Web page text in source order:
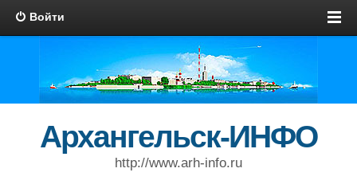
Войти
Архангельск-ИНФО
http://www.arh-info.ru